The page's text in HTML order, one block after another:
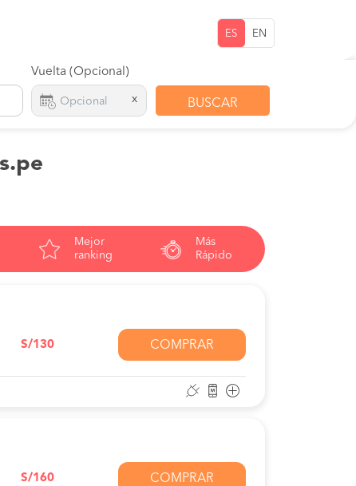
ES EN
Vuelta (Opcional)
x BUSCAR
Mejor
ranking
Más
Rápido
S/130 COMPRAR
S/160 COMPRAR